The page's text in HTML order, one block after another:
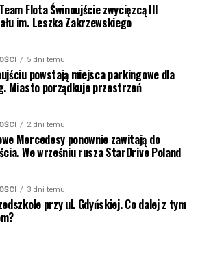
Flota Świnoujście zwycięzcą III
im. Leszka Zakrzewskiego
5 dni temu
powstają miejsca parkingowe dla
Miasto porządkuje przestrzeń
2 dni temu
Mercedesy ponownie zawitają do
We wrześniu rusza StarDrive Poland
3 dni temu
przy ul. Gdyńskiej. Co dalej z tym